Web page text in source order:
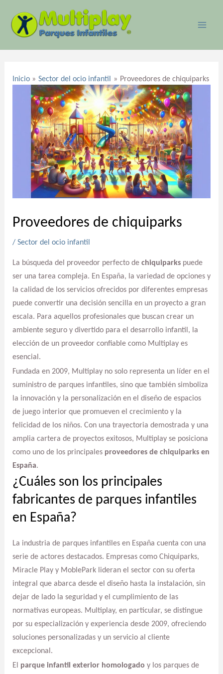
contenido
Inicio Sector del ocio infantil Proveedores de chiquiparks
Proveedores de chiquiparks
/ Sector del ocio infantil
La búsqueda del proveedor perfecto de chiquiparkspuede
ser una tarea compleja. En España, la variedad de opciones y
la calidad de los servicios ofrecidos por diferentes empresas
puede convertir una decisión sencilla en un proyecto a gran
escala. Para aquellos profesionales que buscan crear un
ambiente seguro y divertido para el desarrollo infantil, la
elección de un proveedor confiable como Multiplay es
esencial.
Fundada en 2009, Multiplay no solo representa un líder en el
suministro de parques infantiles, sino que también simboliza
la innovación y la personalización en el diseño de espacios
de juego interior que promueven el crecimiento y la
felicidad de los niños. Con una trayectoria demostrada y una
amplia cartera de proyectos exitosos, Multiplay se posiciona
como uno de los principales proveedores de chiquiparks en
España.
¿Cuáles son los principales
fabricantes de parques infantiles
en España?
La industria de parques infantiles en España cuenta con una
serie de actores destacados. Empresas como Chiquiparks,
Miracle Play y MoblePark lideran el sector con su oferta
integral que abarca desde el diseño hasta la instalación, sin
dejar de lado la seguridad y el cumplimiento de las
normativas europeas. Multiplay, en particular, se distingue
por su especialización y experiencia desde 2009, ofreciendo
soluciones personalizadas y un servicio al cliente
excepcional.
El parque infantil exterior homologado y los parques de
entradas